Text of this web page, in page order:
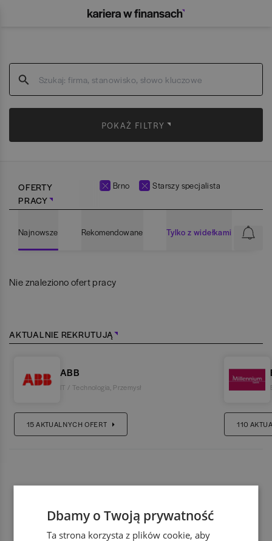
POKAŻ FILTRY
OFERTY
PRACY
Brno Starszy specjalista
Najnowsze Rekomendowane Tylko z widełkami
Nie znaleziono ofert pracy
AKTUALNIE REKRUTUJĄ
ABB
IT / Technologia Przemysł
15AKTUALNYCH OFERT 110
Dbamy o Twoją prywatność
Ta strona korzysta z plików cookie, aby